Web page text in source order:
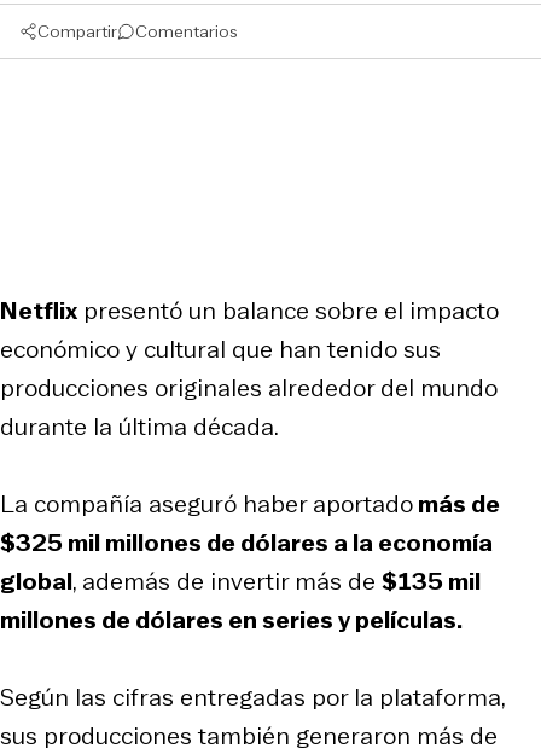
Compartir Comentarios
Netflix presentó un balance sobre el impacto
económico y cultural que han tenido sus
producciones originales alrededor del mundo
durante la última década.
La compañía aseguró haber aportadomás de
$325 mil millones de dólares a la economía
global, además de invertir más de $135 mil
millones de dólares en series y películas.
Según las cifras entregadas por la plataforma,
sus producciones también generaron más de